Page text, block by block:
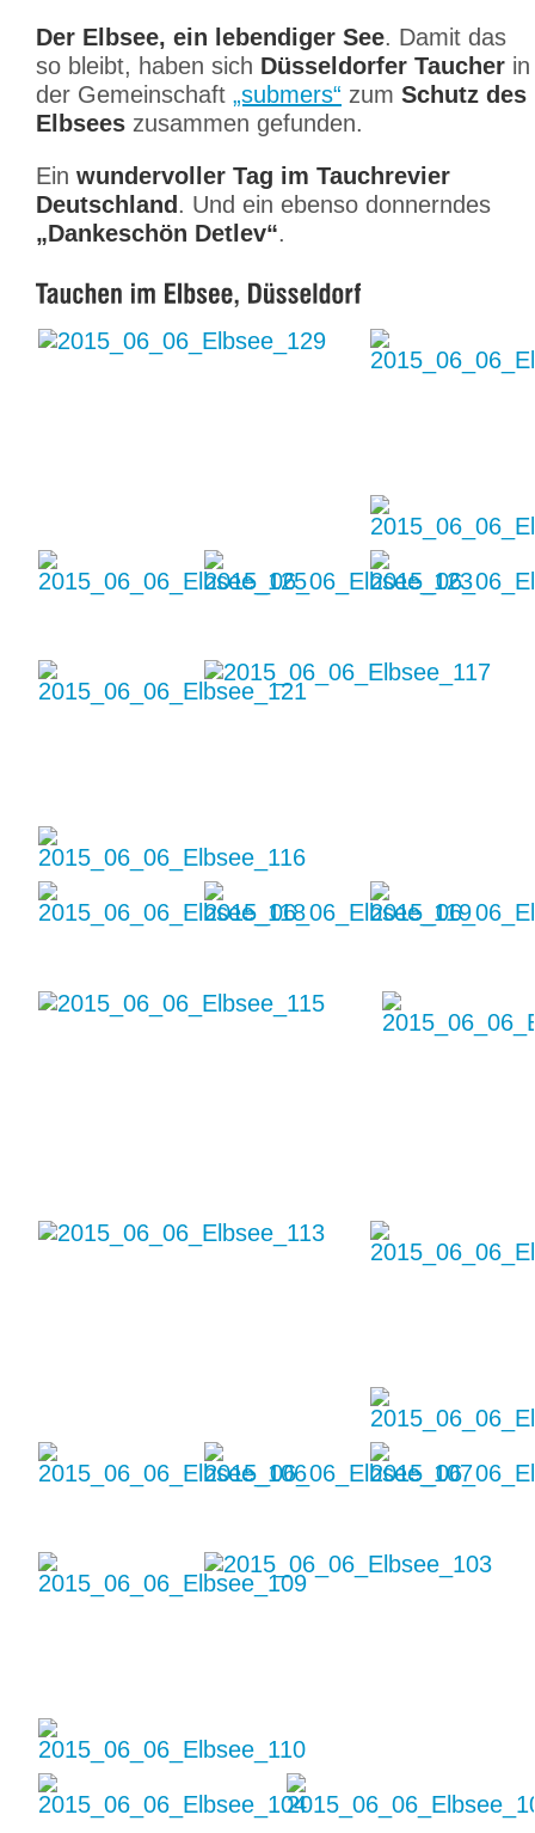
Der Elbsee, ein lebendiger See. Damit das
so bleibt, haben sich Düsseldorfer Taucher in
der Gemeinschaft „submers“ zum Schutz des
Elbsees zusammen gefunden.
Ein wundervoller Tag im Tauchrevier
Deutschland . Und ein ebenso donnerndes
„Dankeschön Detlev“.